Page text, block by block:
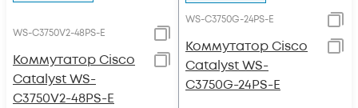
WS-C3750V2-48PS-E
Коммутатор Cisco
Catalyst WS-
C3750V2-48PS-E
WS-C3750G-24PS-E
Коммутатор Cisco
Catalyst WS-
C3750G-24PS-E